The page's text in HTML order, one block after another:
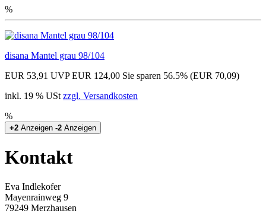
%
disana Mantel grau 98/104
EUR 53,91 UVP EUR 124,00 Sie sparen 56.5% (EUR 70,09)
inkl. 19 % USt zzgl. Versandkosten
%
+2 Anzeigen -2 Anzeigen
Kontakt
Eva Indlekofer
Mayenrainweg 9
79249 Merzhausen